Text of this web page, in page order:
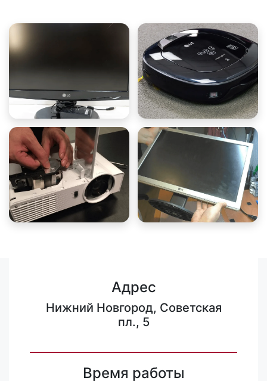
Адрес
Нижний Новгород, Советская
пл., 5
Время работы